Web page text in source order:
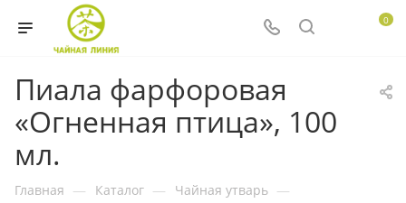
0
Пиала фарфоровая
«Огненная птица», 100
мл.
Главная — Каталог — Чайная утварь —